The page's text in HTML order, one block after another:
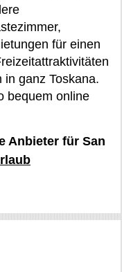
für einen
ganz Toskana.
bequem online
Anbieter für San